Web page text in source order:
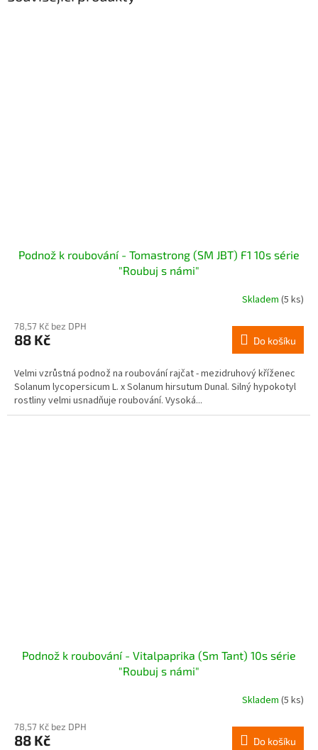
Podnož k roubování - Tomastrong (SM JBT) F1 10s série
"Roubuj s námi"
Skladem (5 ks)
78,57 Kč bez DPH
88 Kč Do košíku
Velmi vzrůstná podnož na roubování rajčat - mezidruhový kříženec
Solanum lycopersicum L. x Solanum hirsutum Dunal. Silný hypokotyl
rostliny velmi usnadňuje roubování. Vysoká...
Podnož k roubování - Vitalpaprika (Sm Tant) 10s série
"Roubuj s námi"
Skladem (5 ks)
78,57 Kč bez DPH
88 Kč Do košíku